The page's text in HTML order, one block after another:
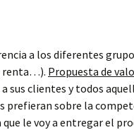
a los diferentes
renta…). Propuesta de
sus clientes y todos
prefieran sobre la
le voy a entregar el